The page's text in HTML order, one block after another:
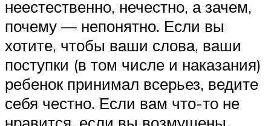
неестественно, нечестно, а зачем,
почему — непонятно. Если вы
хотите, чтобы ваши слова, ваши
поступки (в том числе и наказания)
ребенок принимал всерьез, ведите
себя честно. Если вам что-то не